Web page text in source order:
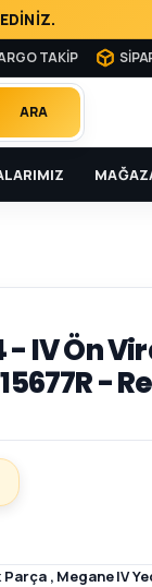
TAKİP
ARA
IV Ön
-
Parça , Megane IV